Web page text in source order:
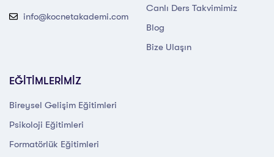
info@kocnetakademi.com
Canlı Ders Takvimimiz
Blog
Bize Ulaşın
EĞİTİMLERİMİZ
Bireysel Gelişim Eğitimleri
Psikoloji Eğitimleri
Formatörlük Eğitimleri